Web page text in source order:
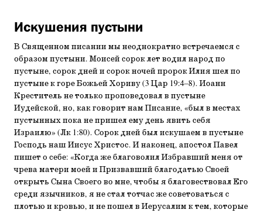
Искушения пустыни
В Священном писании мы неоднократно встречаемся с
образом пустыни. Моисей сорок лет водил народ по
пустыне, сорок дней и сорок ночей пророк Илия шел по
пустыне к горе Божьей Хориву (3 Цар 19:4–8). Иоанн
Креститель не только проповедовал в пустыне
Иудейской, но, как говорит нам Писание, «был в местах
пустынных пока не пришел ему день явить себя
Израилю» (Лк 1:80). Сорок дней был искушаем в пустыне
Господь наш Иисус Христос. И наконец, апостол Павел
пишет о себе: «Когда же благоволил Избравший меня от
чрева матери моей и Призвавший благодатью Своей
открыть Сына Своего во мне, чтобы я благовествовал Его
среди язычников, я не стал тотчас же советоваться с
плотью и кровью, и не пошел в Иерусалим к тем, которые